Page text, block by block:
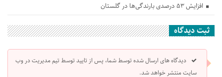
افزایش ۵۳ درصدی بارندگی‌ها در گلستان
ثبت دیدگاه
دیدگاه های ارسال شده توسط شما، پس از تایید توسط تیم مدیریت در وب
سایت منتشر خواهد شد.